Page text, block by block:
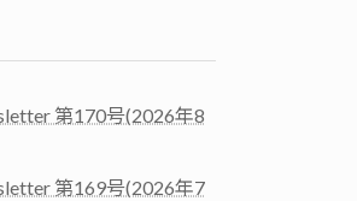
第170号(2026年8
第169号(2026年7